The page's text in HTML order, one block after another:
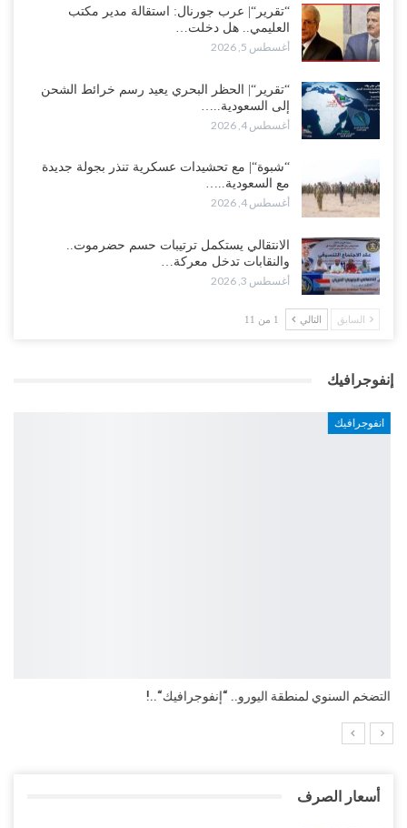
“تقرير“| عرب جورنال: استقالة مدير مكتب
العليمي.. هل دخلت…
أغسطس 5, 2026
“تقرير“| الحظر البحري يعيد رسم خرائط الشحن
إلى السعودية..…
أغسطس 4, 2026
“شبوة“| مع تحشيدات عسكرية تنذر بجولة جديدة
مع السعودية..…
أغسطس 4, 2026
الانتقالي يستكمل ترتيبات حسم حضرموت..
والنقابات تدخل معركة…
أغسطس 3, 2026
السابق التالي 1 من 11
إنفوجرافيك
انفوجرافيك
التضخم السنوي لمنطقة اليورو.. “إنفوجرافيك“..!
أسعار الصرف